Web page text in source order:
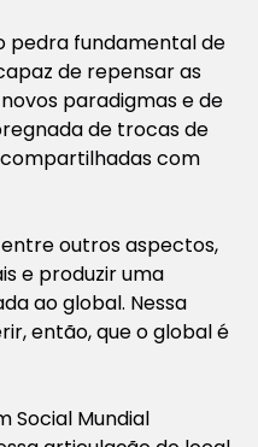
pedra fundamental de
de repensar as
paradigmas e de
de trocas de
com
outros aspectos,
e produzir uma
ao global. Nessa
então, que o global é
Social Mundial